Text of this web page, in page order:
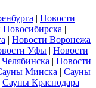
| Новости
|
| Новости Воронежа
Уфы | Новости
| Новости
Минска | Сауны
Сауны Краснодара